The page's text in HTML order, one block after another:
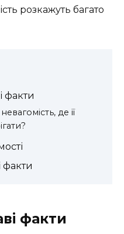
розкажуть багато
факти
де її
факти
факти